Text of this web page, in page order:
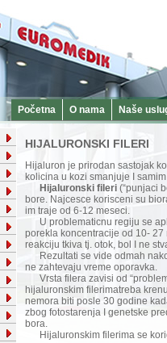
Početna O nama Naše
HIJALURONSKI FILERI
Hijaluron je prirodan sastojak
kolicina u kozi smanjuje I
Hijaluronski fileri (“punjaci
bore. Najcesce korisceni su
im traje od 6-12 meseci.
U problematicnu regiju se
porekla koncentracije od 10-
reakciju tkiva tj. otok, bol I ne
Rezultati se vide odmah
ne zahtevaju vreme oporavka.
Vrsta filera zavisi od
hijaluronskim filerimatreba
nemora biti posle 30 godine
zbog fotostarenja I genetske
bora.
Hijaluronskim filerima se